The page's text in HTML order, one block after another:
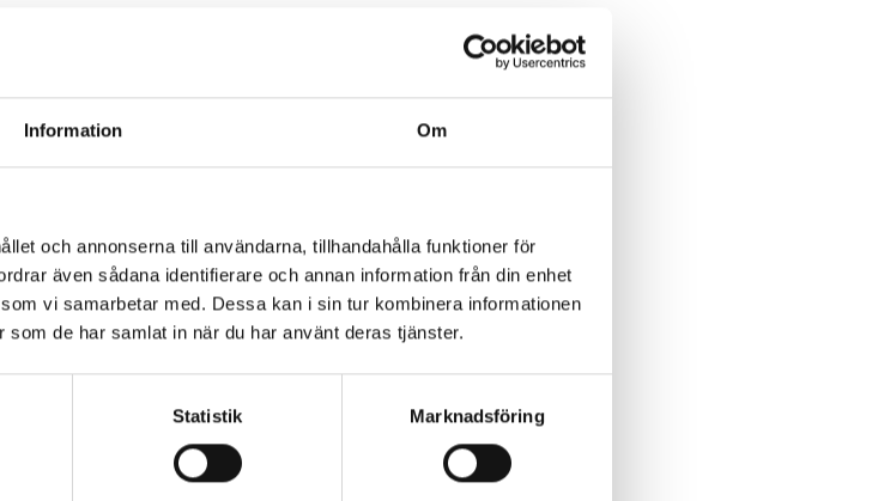
Information Om
och annonserna till användarna, tillhandahålla funktioner för
även sådana identifierare och annan information från din enhet
vi samarbetar med. Dessa kan i sin tur kombinera informationen
de har samlat in när du har använt deras tjänster.
Statistik Marknadsföring
vegne. Deres tjenester er
gang og Eiendomsfinans gjør
for alle, men Eiendomsfinans
Det er ikke alltid at et
best for deg og din situasjon.
i perioden mellom kjøp og
hva det vil koste og hva ditt